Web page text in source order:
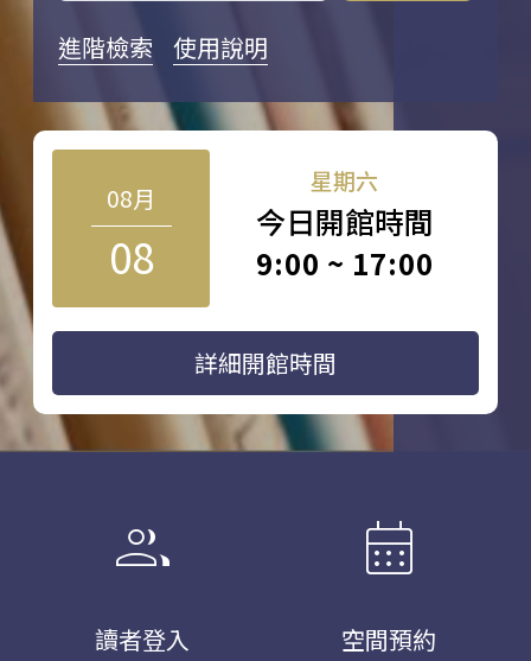
進階檢索 使用說明
08月
08
星期六
今日開館時間
9:00 ~ 17:00
詳細開館時間
group
讀者登入
calendar_month
空間預約